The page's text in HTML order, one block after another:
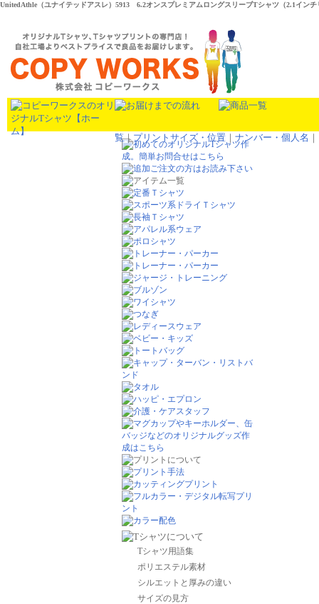
UnitedAthle（ユナイテッドアスレ）5913 6.2オンスプレミアムロングスリーブTシャツ（2.1イン
覧｜ プリントサイズ・位置 ｜ ナンバー・個人名 ｜
Tシャツ用語集
ポリエステル素材
シルエットと厚みの違い
サイズの見方